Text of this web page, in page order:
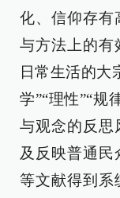
化、信仰存有
与方法上的有
日常生活的大
学”“理性”“规
与观念的反思
及反映普通民
等文献得到系